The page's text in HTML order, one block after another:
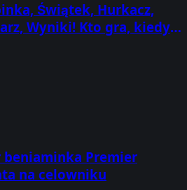
Świątek, Hurkacz,
Wyniki! Kto gra, kiedy
beniaminka Premier
na celowniku